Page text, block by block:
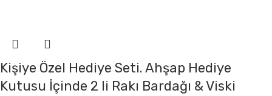
Kişiye Özel Hediye Seti. Ahşap Hediye
Kutusu İçinde 2 li Rakı Bardağı & Viski